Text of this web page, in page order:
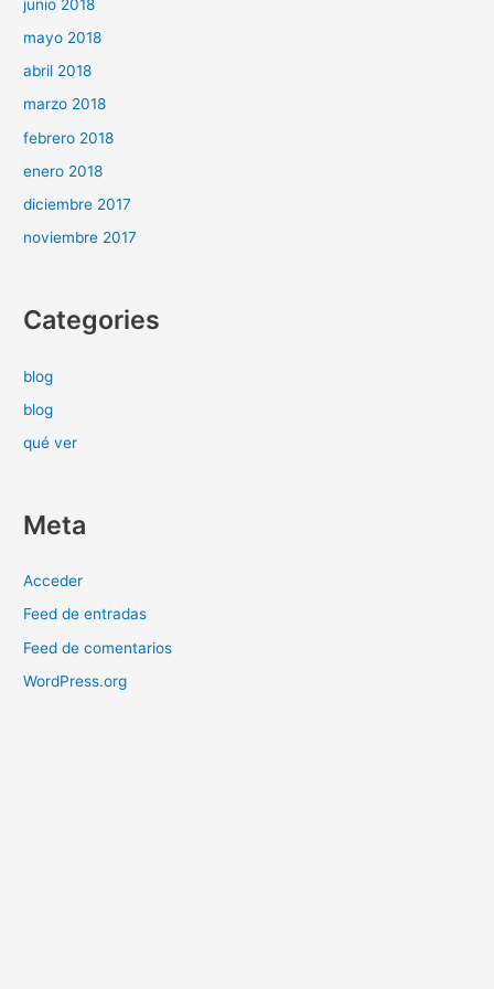
junio 2018
mayo 2018
abril 2018
marzo 2018
febrero 2018
enero 2018
diciembre 2017
noviembre 2017
Categories
blog
blog
qué ver
Meta
Acceder
Feed de entradas
Feed de comentarios
WordPress.org